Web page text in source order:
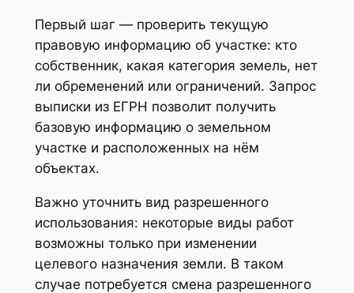
Первый шаг — проверить текущую
правовую информацию об участке: кто
собственник, какая категория земель, нет
ли обременений или ограничений. Запрос
выписки из ЕГРН позволит получить
базовую информацию о земельном
участке и расположенных на нём
объектах.
Важно уточнить вид разрешенного
использования: некоторые виды работ
возможны только при изменении
целевого назначения земли. В таком
случае потребуется смена разрешенного